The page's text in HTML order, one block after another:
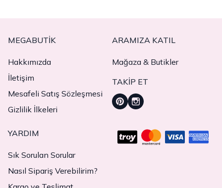
MEGABUTIK
Hakkımızda
İletişim
Mesafeli Satış Sözleşmesi
Gizlilik İlkeleri
ARAMIZA KATIL
Mağaza & Butikler
TAKIP ET
YARDIM
Sık Sorulan Sorular
Nasıl Sipariş Verebilirim?